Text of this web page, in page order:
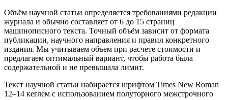
Объём научной статьи определяется требованиями редакции
журнала и обычно составляет от 6 до 15 страниц
машинописного текста. Точный объём зависит от формата
публикации, научного направления и правил конкретного
издания. Мы учитываем объем при расчете стоимости и
предлагаем оптимальный вариант, чтобы работа была
содержательной и не превышала лимит.
Текст научной статьи набирается шрифтом Times New Roman
12–14 кеглем с использованием полуторного межстрочного